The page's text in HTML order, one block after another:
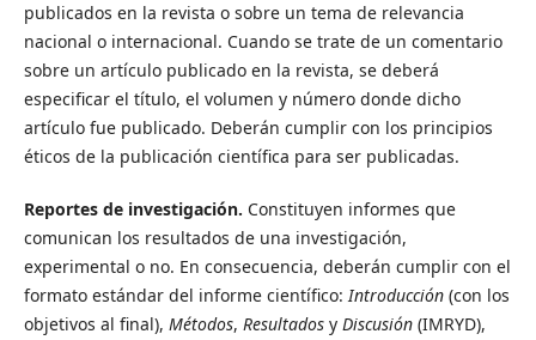
publicados en la revista o sobre un tema de relevancia
nacional o internacional. Cuando se trate de un comentario
sobre un artículo publicado en la revista, se deberá
especificar el título, el volumen y número donde dicho
artículo fue publicado. Deberán cumplir con los principios
éticos de la publicación científica para ser publicadas.
Reportes de investigación. Constituyen informes que
comunican los resultados de una investigación,
experimental o no. En consecuencia, deberán cumplir con el
formato estándar del informe científico:Introducción(con los
objetivos al final), Métodos, Resultadosy Discusión(IMRYD),